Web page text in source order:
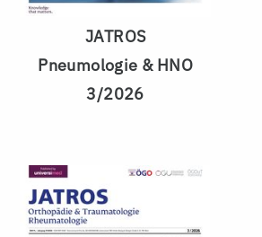
JATROS
Pneumologie & HNO
3/2026